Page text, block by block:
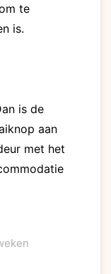
te
is.
is de
aan
met het